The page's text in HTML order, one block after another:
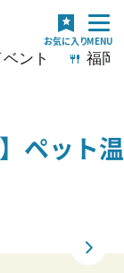
ベント 福岡
ペット温